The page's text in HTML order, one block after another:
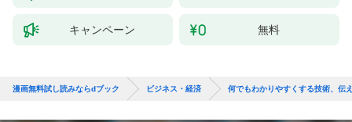
キャンペーン 無料
漫画無料試し読みならdブック ビジネス・経済 何でもわかりやすくする技術、伝